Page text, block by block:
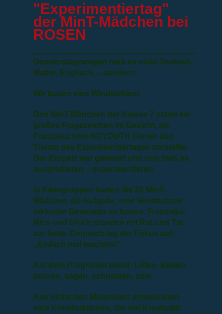
"Experimentiertag"
der MinT-Mädchen bei
ROSEN
Donnerstagmorgen hieß es nicht Deutsch,
Mathe, Englisch,…sondern:
Wir bauen eine Windturbine!
Den MinT-Mädchen der Klasse 7 stand ein
großes Fragezeichen im Gesicht, als
Franziska vom ROYOUTH Center das
Thema des Experimentiertages vorstellte.
Der Ehrgeiz war geweckt und nun hieß es
ausprobieren – experimentieren.
In Kleingruppen hatten die 22 MinT-
Mädchen die Aufgabe, eine Windturbine
inklusive Generator zu bauen. Franziska,
Nico und Ulrich standen mit Rat und Tat
zur Seite. Dennoch lag der Fokus auf:
„Einfach mal machen!“
Auf dem Programm stand: Löten, kleben,
bohren, sägen, schneiden, usw.
Aus einfachen Materialien entwickelten
sich Konstruktionen, die viel Kreativität